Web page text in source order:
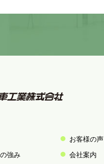
強み
お客様の声
会社案内